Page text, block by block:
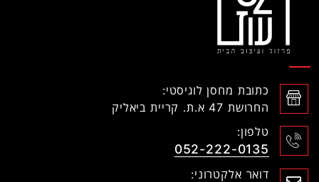
כתובת מחסן לוגיסטי:
החרושת 47 א.ת. קריית ביאליק
טלפון:
052-222-0135
דואר אלקטרוני: